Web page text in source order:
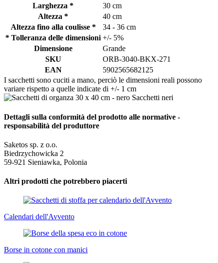
Larghezza *
30 cm
Altezza *
40 cm
Altezza fino alla coulisse *
34 - 36 cm
* Tolleranza delle dimensioni +/- 5%
Dimensione
Grande
SKU
ORB-3040-BKX-271
EAN
5902565682125
I sacchetti sono cuciti a mano, perciò le dimensioni reali possono
variare rispetto a quelle indicate di +/- 1 cm
Dettagli sulla conformità del prodotto alle normative -
responsabilità del produttore
Saketos sp. z o.o.
Biedrzychowicka 2
59-921 Sieniawka, Polonia
Altri prodotti che potrebbero piacerti
Calendari dell'Avvento
Borse in cotone con manici